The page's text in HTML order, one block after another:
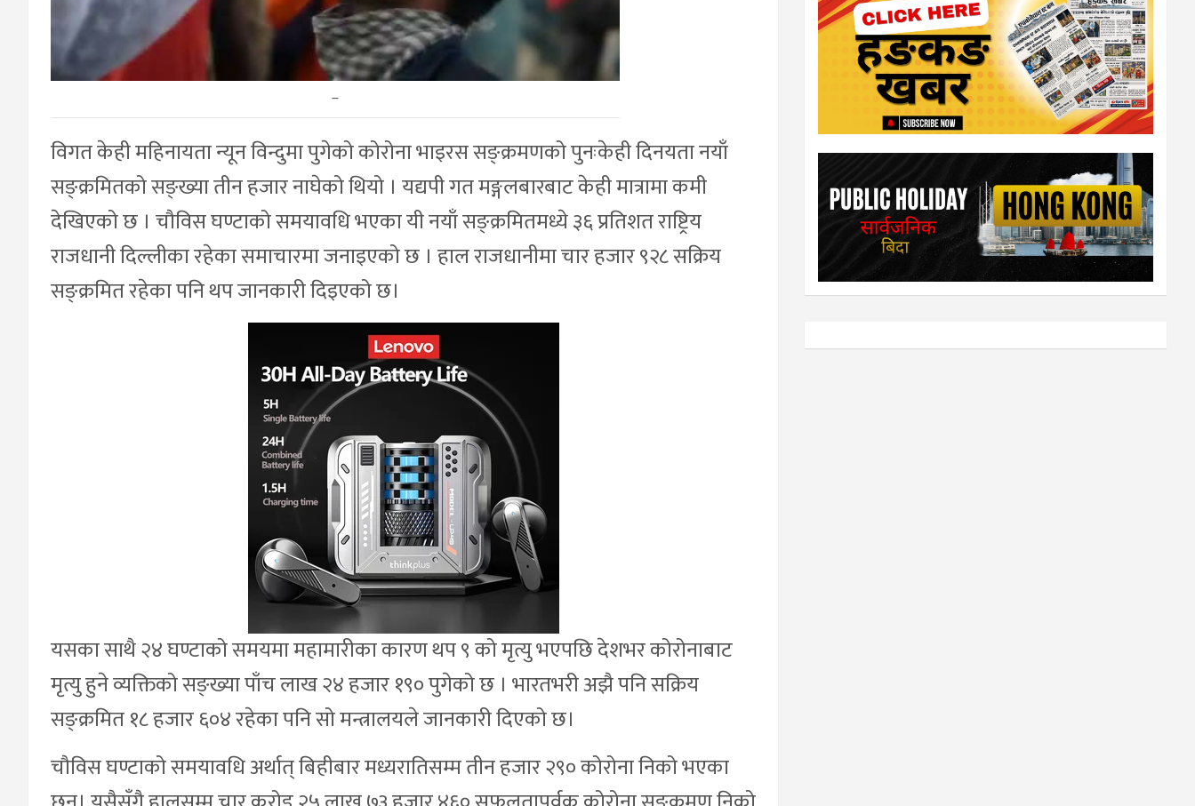
–
विगत केही महिनायता न्यून विन्दुमा पुगेको कोरोना भाइरस सङ्क्रमणको पुनःकेही दिनयता नयाँ
सङ्क्रमितको सङ्ख्या तीन हजार नाघेको थियो । यद्यपी गत मङ्गलबारबाट केही मात्रामा कमी
देखिएको छ । चौविस घण्टाको समयावधि भएका यी नयाँ सङ्क्रमितमध्ये ३६ प्रतिशत राष्ट्रिय
राजधानी दिल्लीका रहेका समाचारमा जनाइएको छ । हाल राजधानीमा चार हजार ९२८ सक्रिय
सङ्क्रमित रहेका पनि थप जानकारी दिइएको छ।
यसका साथै २४ घण्टाको समयमा महामारीका कारण थप ९ को मृत्यु भएपछि देशभर कोरोनाबाट
मृत्यु हुने व्यक्तिको सङ्ख्या पाँच लाख २४ हजार १९० पुगेको छ । भारतभरी अझै पनि सक्रिय
सङ्क्रमित १८ हजार ६०४ रहेका पनि सो मन्त्रालयले जानकारी दिएको छ।
चौविस घण्टाको समयावधि अर्थात् बिहीबार मध्यरातिसम्म तीन हजार २९० कोरोना निको भएका